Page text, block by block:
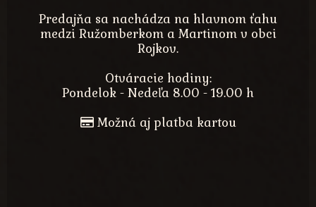
Predajňa sa nachádza na hlavnom ťahu
medzi Ružomberkom a Martinom v obci
Rojkov.
Otváracie hodiny:
Pondelok - Nedeľa 8.00 - 19.00 h
Možná aj platba kartou